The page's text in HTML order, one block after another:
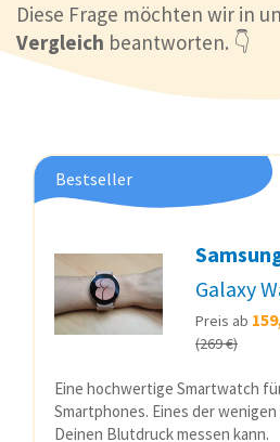
Diese Frage möchten wir in
Vergleich beantworten. 👇
Bestseller
Galaxy
Preis ab
(269 €)
Eine hochwertige Smartwatch
Smartphones. Eines der wenigen
Deinen Blutdruck messen kann.